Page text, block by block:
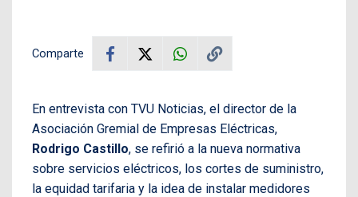
Comparte
En entrevista con TVU Noticias, el director de la
Asociación Gremial de Empresas Eléctricas,
Rodrigo Castillo, se refirió a la nueva normativa
sobre servicios eléctricos, los cortes de suministro,
la equidad tarifaria y la idea de instalar medidores